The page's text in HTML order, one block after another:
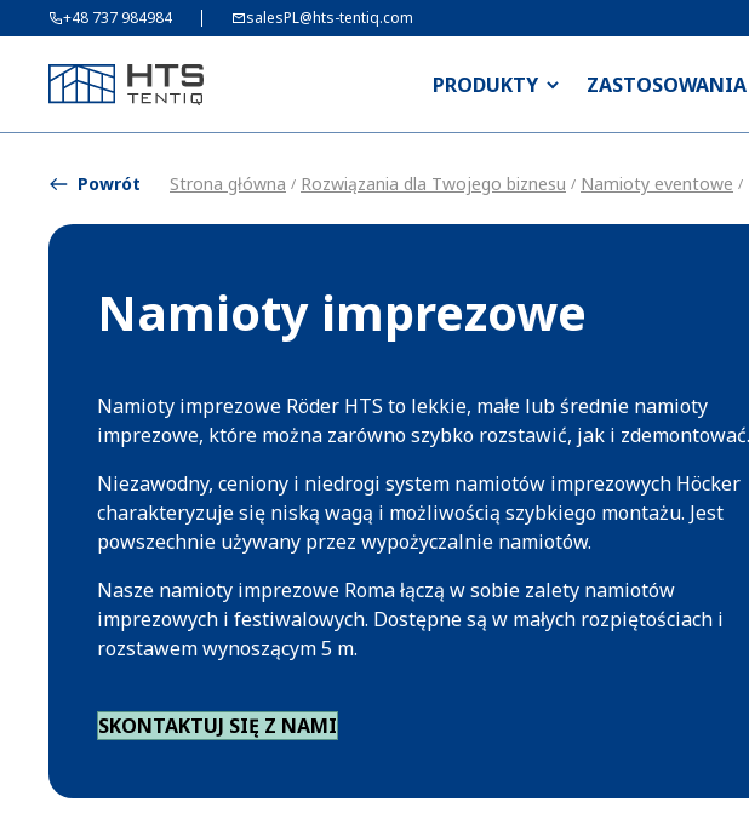
+48 737 984984 salesPL@hts-tentiq.com
PRODUKTY ZASTOSOWANIA
Powrót Strona główna / Rozwiązania dla Twojego biznesu / Namioty eventowe /
Namioty imprezowe
Namioty imprezowe Röder HTS to lekkie, małe lub średnie namioty
imprezowe, które można zarówno szybko rozstawić, jak i zdemontować.
Niezawodny, ceniony i niedrogi system namiotów imprezowych Höcker
charakteryzuje się niską wagą i możliwością szybkiego montażu. Jest
powszechnie używany przez wypożyczalnie namiotów.
Nasze namioty imprezowe Roma łączą w sobie zalety namiotów
imprezowych i festiwalowych. Dostępne są w małych rozpiętościach i
rozstawem wynoszącym 5 m.
SKONTAKTUJ SIĘ Z NAMI